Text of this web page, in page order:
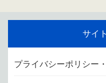
サイ
プライバシーポリシー